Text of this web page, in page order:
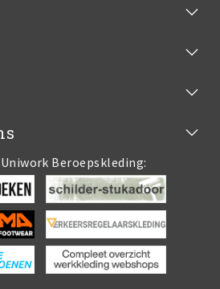
Beroepskleding: